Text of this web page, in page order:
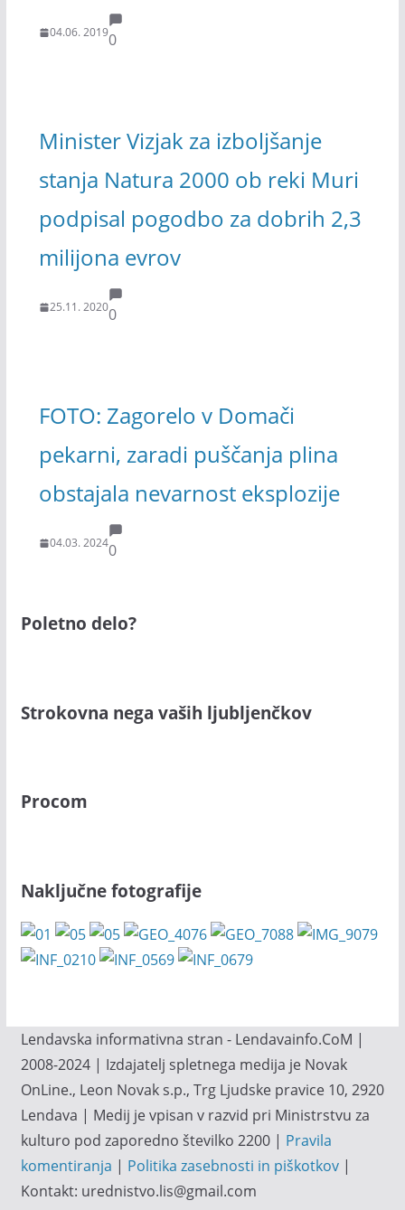
04.06. 20190
Minister Vizjak za izboljšanje
stanja Natura 2000 ob reki Muri
podpisal pogodbo za dobrih 2,3
milijona evrov
25.11. 20200
FOTO: Zagorelo v Domači
pekarni, zaradi puščanja plina
obstajala nevarnost eksplozije
04.03. 20240
Poletno delo?
Strokovna nega vaših ljubljenčkov
Procom
Naključne fotografije
Lendavska informativna stran - Lendavainfo.CoM |
2008-2024 | Izdajatelj spletnega medija je Novak
OnLine., Leon Novak s.p., Trg Ljudske pravice 10, 2920
Lendava | Medij je vpisan v razvid pri Ministrstvu za
kulturo pod zaporedno številko 2200 | Pravila
komentiranja | Politika zasebnosti in piškotkov|
Kontakt: urednistvo.lis@gmail.com